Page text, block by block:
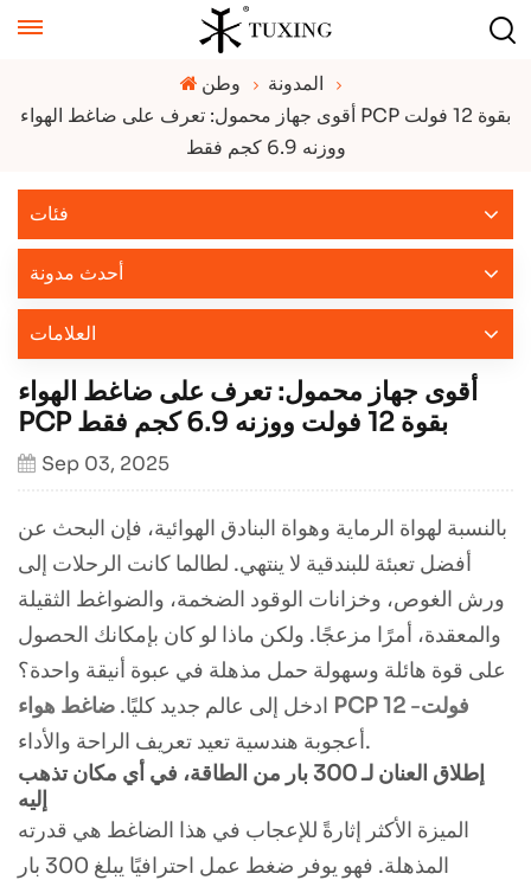
وطن
المدونة
أقوى جهاز محمول: تعرف على ضاغط الهواء PCP بقوة 12 فولت
ووزنه 6.9 كجم فقط
فئات
أحدث مدونة
العلامات
أقوى جهاز محمول: تعرف على ضاغط الهواء
PCP بقوة 12 فولت ووزنه 6.9 كجم فقط
Sep 03, 2025
بالنسبة لهواة الرماية وهواة البنادق الهوائية، فإن البحث عن
أفضل تعبئة للبندقية لا ينتهي. لطالما كانت الرحلات إلى
ورش الغوص، وخزانات الوقود الضخمة، والضواغط الثقيلة
والمعقدة، أمرًا مزعجًا. ولكن ماذا لو كان بإمكانك الحصول
على قوة هائلة وسهولة حمل مذهلة في عبوة أنيقة واحدة؟
ادخل إلى عالم جديد كليًا.
ضاغط هواء PCP 12 فولت-
أعجوبة هندسية تعيد تعريف الراحة والأداء.
إطلاق العنان لـ 300 بار من الطاقة، في أي مكان تذهب
إليه
الميزة الأكثر إثارةً للإعجاب في هذا الضاغط هي قدرته
المذهلة. فهو يوفر ضغط عمل احترافيًا يبلغ 300 بار